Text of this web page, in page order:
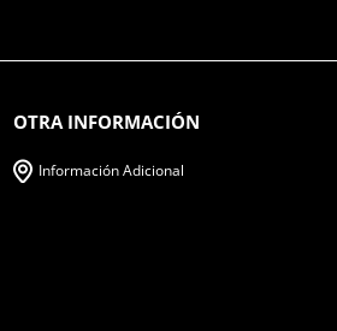
OTRA INFORMACIÓN
Información Adicional